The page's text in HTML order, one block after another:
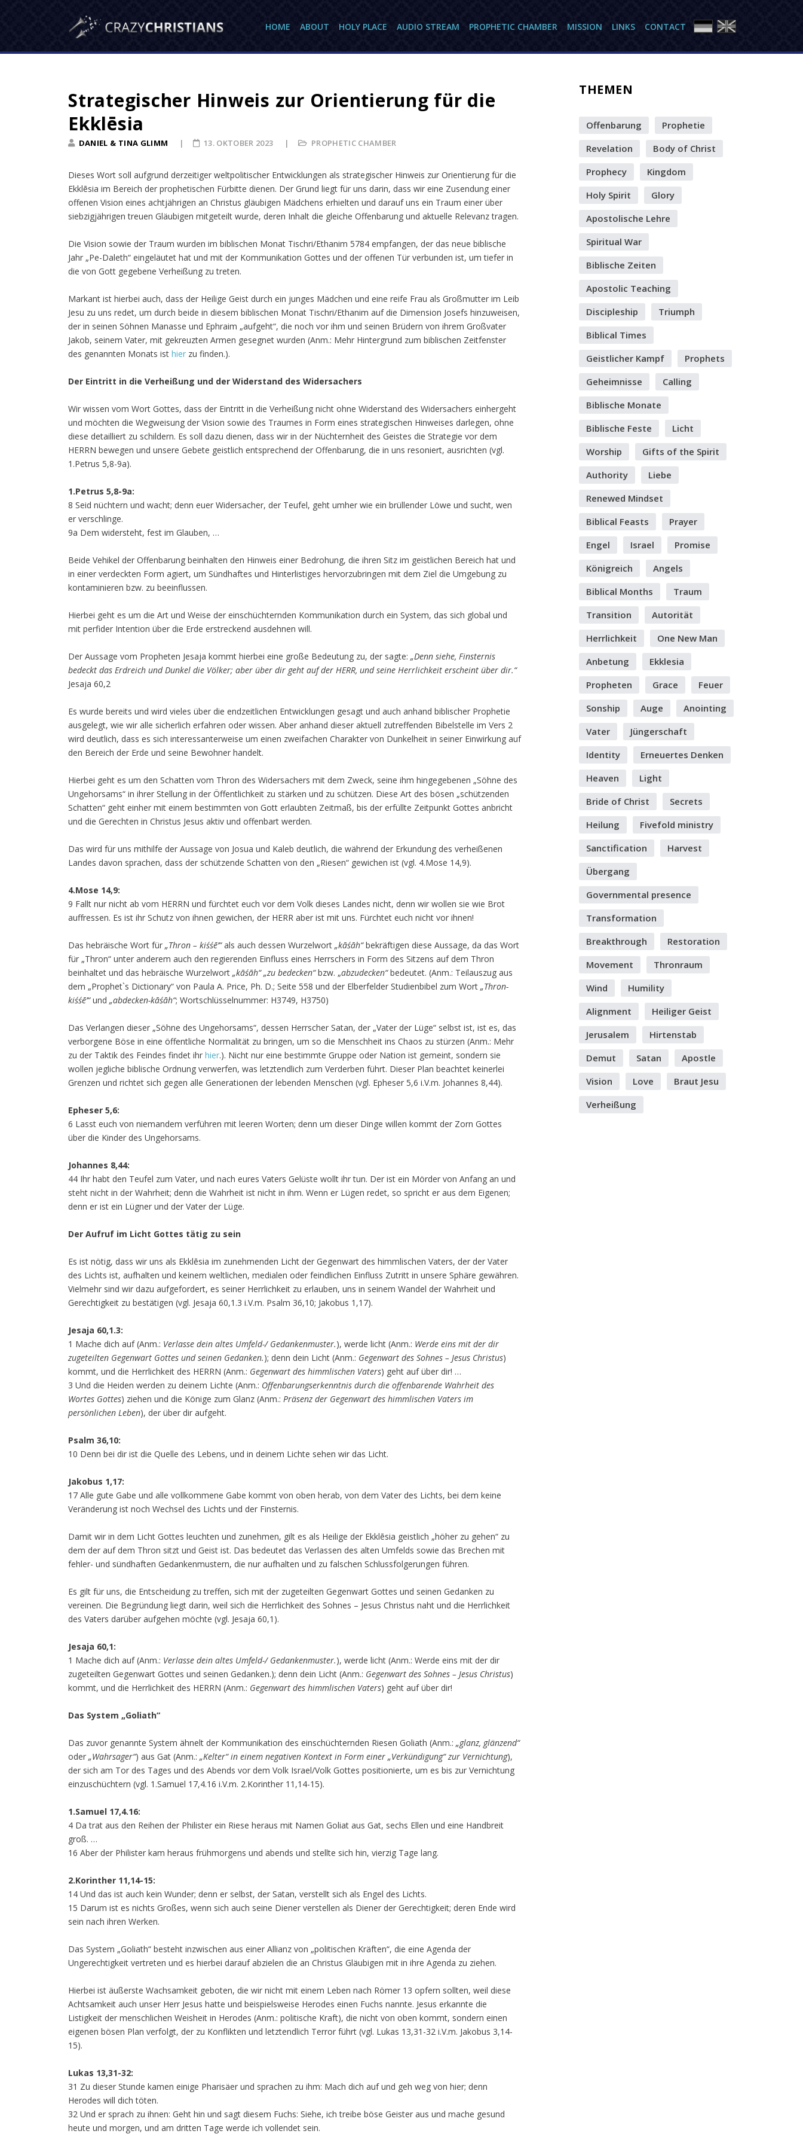
HOME ABOUT HOLY PLACE AUDIO STREAM PROPHETIC CHAMBER MISSION LINKS CONTACT
Strategischer Hinweis zur Orientierung für die
Ekklēsia
DANIEL & TINA GLIMM PROPHETIC CHAMBER
13. OKTOBER 2023
Dieses Wort soll aufgrund derzeitiger weltpolitischer Entwicklungen als strategischer Hinweis zur Orientierung für die
Ekklēsia im Bereich der prophetischen Fürbitte dienen. Der Grund liegt für uns darin, dass wir eine Zusendung einer
offenen Vision eines achtjährigen an Christus gläubigen Mädchens erhielten und darauf uns ein Traum einer über
siebzigjährigen treuen Gläubigen mitgeteilt wurde, deren Inhalt die gleiche Offenbarung und aktuelle Relevanz tragen.
Die Vision sowie der Traum wurden im biblischen Monat Tischri/Ethanim 5784 empfangen, der das neue biblische
Jahr „Pe-Daleth“ eingeläutet hat und mit der Kommunikation Gottes und der offenen Tür verbunden ist, um tiefer in
die von Gott gegebene Verheißung zu treten.
Markant ist hierbei auch, dass der Heilige Geist durch ein junges Mädchen und eine reife Frau als Großmutter im Leib
Jesu zu uns redet, um durch beide in diesem biblischen Monat Tischri/Ethanim auf die Dimension Josefs hinzuweisen,
der in seinen Söhnen Manasse und Ephraim „aufgeht“, die noch vor ihm und seinen Brüdern von ihrem Großvater
Jakob, seinem Vater, mit gekreuzten Armen gesegnet wurden (Anm.: Mehr Hintergrund zum biblischen Zeitfenster
des genannten Monats ist hier zu finden.).
Der Eintritt in die Verheißung und der Widerstand des Widersachers
Wir wissen vom Wort Gottes, dass der Eintritt in die Verheißung nicht ohne Widerstand des Widersachers einhergeht
und möchten die Wegweisung der Vision sowie des Traumes in Form eines strategischen Hinweises darlegen, ohne
diese detailliert zu schildern. Es soll dazu dienen, dass wir in der Nüchternheit des Geistes die Strategie vor dem
HERRN bewegen und unsere Gebete geistlich entsprechend der Offenbarung, die in uns resoniert, ausrichten (vgl.
1.Petrus 5,8-9a).
1.Petrus 5,8-9a:
8 Seid nüchtern und wacht; denn euer Widersacher, der Teufel, geht umher wie ein brüllender Löwe und sucht, wen
er verschlinge.
9a Dem widersteht, fest im Glauben, …
Beide Vehikel der Offenbarung beinhalten den Hinweis einer Bedrohung, die ihren Sitz im geistlichen Bereich hat und
in einer verdeckten Form agiert, um Sündhaftes und Hinterlistiges hervorzubringen mit dem Ziel die Umgebung zu
kontaminieren bzw. zu beeinflussen.
Hierbei geht es um die Art und Weise der einschüchternden Kommunikation durch ein System, das sich global und
mit perfider Intention über die Erde erstreckend ausdehnen will.
Der Aussage vom Propheten Jesaja kommt hierbei eine große Bedeutung zu, der sagte: „Denn siehe, Finsternis
bedeckt das Erdreich und Dunkel die Völker; aber über dir geht auf der HERR, und seine Herrlichkeit erscheint über dir.“
Jesaja 60,2
Es wurde bereits und wird vieles über die endzeitlichen Entwicklungen gesagt und auch anhand biblischer Prophetie
ausgelegt, wie wir alle sicherlich erfahren oder wissen. Aber anhand dieser aktuell zutreffenden Bibelstelle im Vers 2
wird deutlich, dass es sich interessanterweise um einen zweifachen Charakter von Dunkelheit in seiner Einwirkung auf
den Bereich der Erde und seine Bewohner handelt.
Hierbei geht es um den Schatten vom Thron des Widersachers mit dem Zweck, seine ihm hingegebenen „Söhne des
Ungehorsams“ in ihrer Stellung in der Öffentlichkeit zu stärken und zu schützen. Diese Art des bösen „schützenden
Schatten“ geht einher mit einem bestimmten von Gott erlaubten Zeitmaß, bis der erfüllte Zeitpunkt Gottes anbricht
und die Gerechten in Christus Jesus aktiv und offenbart werden.
Das wird für uns mithilfe der Aussage von Josua und Kaleb deutlich, die während der Erkundung des verheißenen
Landes davon sprachen, dass der schützende Schatten von den „Riesen“ gewichen ist (vgl. 4.Mose 14,9).
4.Mose 14,9:
9 Fallt nur nicht ab vom HERRN und fürchtet euch vor dem Volk dieses Landes nicht, denn wir wollen sie wie Brot
auffressen. Es ist ihr Schutz von ihnen gewichen, der HERR aber ist mit uns. Fürchtet euch nicht vor ihnen!
Das hebräische Wort für „Thron – kiśśē’“als auch dessen Wurzelwort „kāśāh“bekräftigen diese Aussage, da das Wort
für „Thron“ unter anderem auch den regierenden Einfluss eines Herrschers in Form des Sitzens auf dem Thron
beinhaltet und das hebräische Wurzelwort „kāśāh“ „zu bedecken“bzw. „abzudecken“bedeutet. (Anm.: Teilauszug aus
dem „Prophet`s Dictionary“ von Paula A. Price, Ph. D.; Seite 558 und der Elberfelder Studienbibel zum Wort „Thron-
kiśśē’“und „abdecken-kāśāh“; Wortschlüsselnummer: H3749, H3750)
Das Verlangen dieser „Söhne des Ungehorsams“, dessen Herrscher Satan, der „Vater der Lüge“ selbst ist, ist es, das
verborgene Böse in eine öffentliche Normalität zu bringen, um so die Menschheit ins Chaos zu stürzen (Anm.: Mehr
zu der Taktik des Feindes findet ihr hier.). Nicht nur eine bestimmte Gruppe oder Nation ist gemeint, sondern sie
wollen jegliche biblische Ordnung verwerfen, was letztendlich zum Verderben führt. Dieser Plan beachtet keinerlei
Grenzen und richtet sich gegen alle Generationen der lebenden Menschen (vgl. Epheser 5,6 i.V.m. Johannes 8,44).
Epheser 5,6:
6 Lasst euch von niemandem verführen mit leeren Worten; denn um dieser Dinge willen kommt der Zorn Gottes
über die Kinder des Ungehorsams.
Johannes 8,44:
44 Ihr habt den Teufel zum Vater, und nach eures Vaters Gelüste wollt ihr tun. Der ist ein Mörder von Anfang an und
steht nicht in der Wahrheit; denn die Wahrheit ist nicht in ihm. Wenn er Lügen redet, so spricht er aus dem Eigenen;
denn er ist ein Lügner und der Vater der Lüge.
Der Aufruf im Licht Gottes tätig zu sein
Es ist nötig, dass wir uns als Ekklēsia im zunehmenden Licht der Gegenwart des himmlischen Vaters, der der Vater
des Lichts ist, aufhalten und keinem weltlichen, medialen oder feindlichen Einfluss Zutritt in unsere Sphäre gewähren.
Vielmehr sind wir dazu aufgefordert, es seiner Herrlichkeit zu erlauben, uns in seinem Wandel der Wahrheit und
Gerechtigkeit zu bestätigen (vgl. Jesaja 60,1.3 i.V.m. Psalm 36,10; Jakobus 1,17).
Jesaja 60,1.3:
1 Mache dich auf (Anm.: Verlasse dein altes Umfeld-/ Gedankenmuster.), werde licht (Anm.: Werde eins mit der dir
zugeteilten Gegenwart Gottes und seinen Gedanken.); denn dein Licht (Anm.: Gegenwart des Sohnes – Jesus Christus)
kommt, und die Herrlichkeit des HERRN (Anm.: Gegenwart des himmlischen Vaters) geht auf über dir! …
3 Und die Heiden werden zu deinem Lichte (Anm.: Offenbarungserkenntnis durch die offenbarende Wahrheit des
Wortes Gottes) ziehen und die Könige zum Glanz (Anm.: Präsenz der Gegenwart des himmlischen Vaters im
persönlichen Leben), der über dir aufgeht.
Psalm 36,10:
10 Denn bei dir ist die Quelle des Lebens, und in deinem Lichte sehen wir das Licht.
Jakobus 1,17:
17 Alle gute Gabe und alle vollkommene Gabe kommt von oben herab, von dem Vater des Lichts, bei dem keine
Veränderung ist noch Wechsel des Lichts und der Finsternis.
Damit wir in dem Licht Gottes leuchten und zunehmen, gilt es als Heilige der Ekklēsia geistlich „höher zu gehen“ zu
dem der auf dem Thron sitzt und Geist ist. Das bedeutet das Verlassen des alten Umfelds sowie das Brechen mit
fehler- und sündhaften Gedankenmustern, die nur aufhalten und zu falschen Schlussfolgerungen führen.
Es gilt für uns, die Entscheidung zu treffen, sich mit der zugeteilten Gegenwart Gottes und seinen Gedanken zu
vereinen. Die Begründung liegt darin, weil sich die Herrlichkeit des Sohnes – Jesus Christus naht und die Herrlichkeit
des Vaters darüber aufgehen möchte (vgl. Jesaja 60,1).
Jesaja 60,1:
1 Mache dich auf (Anm.: Verlasse dein altes Umfeld-/ Gedankenmuster.), werde licht (Anm.: Werde eins mit der dir
zugeteilten Gegenwart Gottes und seinen Gedanken.); denn dein Licht (Anm.: Gegenwart des Sohnes – Jesus Christus)
kommt, und die Herrlichkeit des HERRN (Anm.: Gegenwart des himmlischen Vaters) geht auf über dir!
Das System „Goliath“
Das zuvor genannte System ähnelt der Kommunikation des einschüchternden Riesen Goliath (Anm.: „glanz, glänzend“
oder „Wahrsager“) aus Gat (Anm.: „Kelter“ in einem negativen Kontext in Form einer „Verkündigung“ zur Vernichtung),
der sich am Tor des Tages und des Abends vor dem Volk Israel/Volk Gottes positionierte, um es bis zur Vernichtung
einzuschüchtern (vgl. 1.Samuel 17,4.16 i.V.m. 2.Korinther 11,14-15).
1.Samuel 17,4.16:
4 Da trat aus den Reihen der Philister ein Riese heraus mit Namen Goliat aus Gat, sechs Ellen und eine Handbreit
groß. …
16 Aber der Philister kam heraus frühmorgens und abends und stellte sich hin, vierzig Tage lang.
2.Korinther 11,14-15:
14 Und das ist auch kein Wunder; denn er selbst, der Satan, verstellt sich als Engel des Lichts.
15 Darum ist es nichts Großes, wenn sich auch seine Diener verstellen als Diener der Gerechtigkeit; deren Ende wird
sein nach ihren Werken.
Das System „Goliath“ besteht inzwischen aus einer Allianz von „politischen Kräften“, die eine Agenda der
Ungerechtigkeit vertreten und es hierbei darauf abzielen die an Christus Gläubigen mit in ihre Agenda zu ziehen.
Hierbei ist äußerste Wachsamkeit geboten, die wir nicht mit einem Leben nach Römer 13 opfern sollten, weil diese
Achtsamkeit auch unser Herr Jesus hatte und beispielsweise Herodes einen Fuchs nannte. Jesus erkannte die
Listigkeit der menschlichen Weisheit in Herodes (Anm.: politische Kraft), die nicht von oben kommt, sondern einen
eigenen bösen Plan verfolgt, der zu Konflikten und letztendlich Terror führt (vgl. Lukas 13,31-32 i.V.m. Jakobus 3,14-
15).
Lukas 13,31-32:
31 Zu dieser Stunde kamen einige Pharisäer und sprachen zu ihm: Mach dich auf und geh weg von hier; denn
Herodes will dich töten.
32 Und er sprach zu ihnen: Geht hin und sagt diesem Fuchs: Siehe, ich treibe böse Geister aus und mache gesund
heute und morgen, und am dritten Tage werde ich vollendet sein.
THEMEN
Offenbarung
Prophetie
Revelation
Body of Christ
Prophecy
Kingdom
Holy Spirit
Glory
Apostolische Lehre
Spiritual War
Biblische Zeiten
Apostolic Teaching
Discipleship
Triumph
Biblical Times
Geistlicher Kampf
Prophets
Geheimnisse
Calling
Biblische Monate
Biblische Feste
Licht
Worship
Gifts of the Spirit
Authority
Liebe
Renewed Mindset
Biblical Feasts
Prayer
Engel
Israel
Promise
Königreich
Angels
Biblical Months
Traum
Transition
Autorität
Herrlichkeit
One New Man
Anbetung
Ekklesia
Propheten
Grace
Feuer
Sonship
Auge
Anointing
Vater
Jüngerschaft
Identity
Erneuertes Denken
Heaven
Light
Bride of Christ
Secrets
Heilung
Fivefold ministry
Sanctification
Harvest
Übergang
Governmental presence
Transformation
Breakthrough
Restoration
Movement
Thronraum
Wind
Humility
Alignment
Heiliger Geist
Jerusalem
Hirtenstab
Demut
Satan
Apostle
Vision
Love
Braut Jesu
Verheißung